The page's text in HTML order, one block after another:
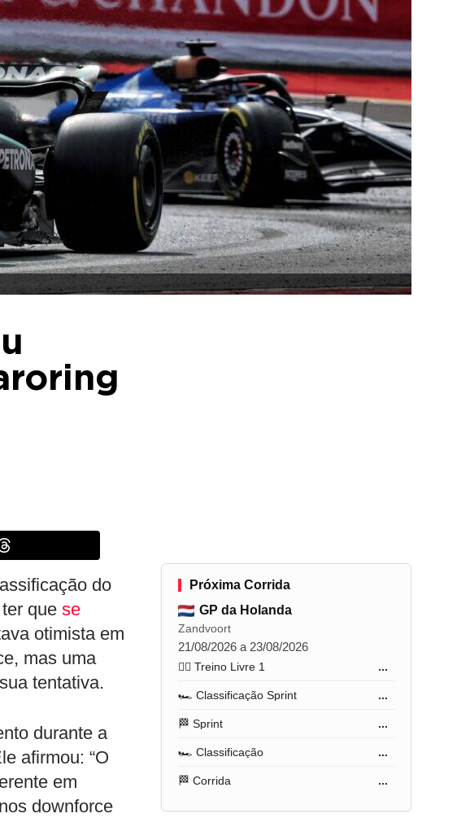
do
que se
otimista em
mas uma
tentativa.
durante a
afirmou: “O
em
downforce
Próxima Corrida
GP da Holanda
Zandvoort
21/08/2026 a 23/08/2026
🏋️‍♂️ Treino Livre 1 ...
🏎️ Classificação Sprint ...
🏁 Sprint ...
🏎️ Classificação ...
🏁 Corrida ...